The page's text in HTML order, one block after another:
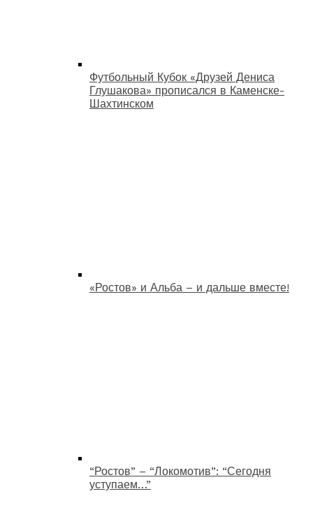
Футбольный Кубок «Друзей Дениса
Глушакова» прописался в Каменске-
Шахтинском
«Ростов» и Альба – и дальше вместе!
“Ростов” – “Локомотив”: “Сегодня
уступаем…”